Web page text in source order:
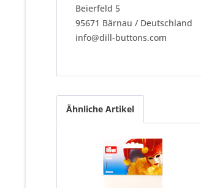
Beierfeld 5
95671 Bärnau / Deutschland
info@dill-buttons.com
Ähnliche Artikel